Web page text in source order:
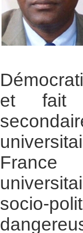
et fait
France
socio-